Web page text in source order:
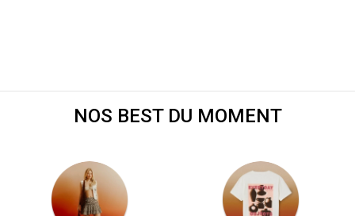
NOS BEST DU MOMENT